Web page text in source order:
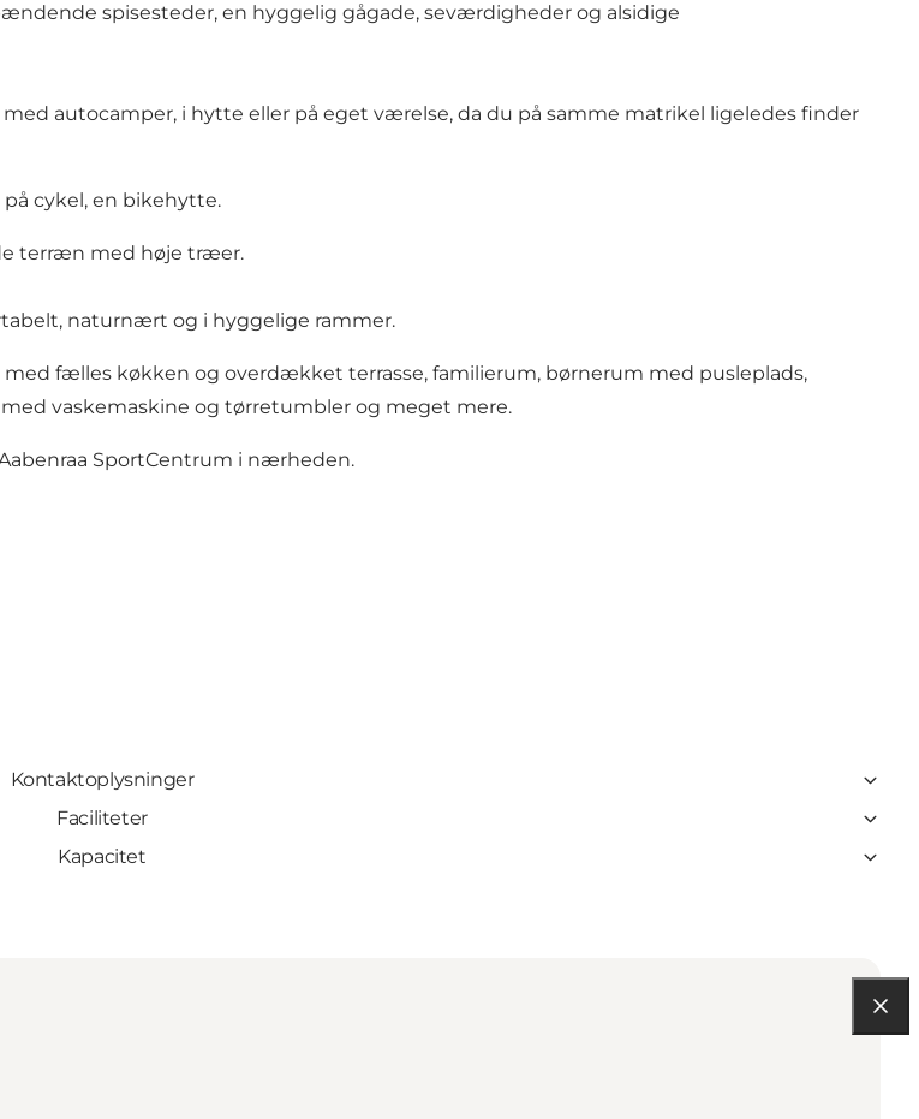
spisesteder, en hyggelig gågade, seværdigheder og alsidige
autocamper, i hytte eller på eget værelse, da du på samme matrikel ligeledes finder
cykel, en bikehytte.
terræn med høje træer.
naturnært og i hyggelige rammer.
fælles køkken og overdækket terrasse, familierum, børnerum med pusleplads,
vaskemaskine og tørretumbler og meget mere.
SportCentrum i nærheden.
Kontaktoplysninger
Faciliteter
Kapacitet